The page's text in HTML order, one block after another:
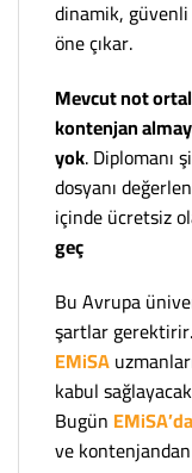
dinamik,
öne çıkar.
Mevcut not
kontenjan
yok. Diplomanı
dosyanı
içinde ücretsiz
geç
Bu Avrupa
şartlar
EMiSA
kabul
Bugün EMiSA’da
ve